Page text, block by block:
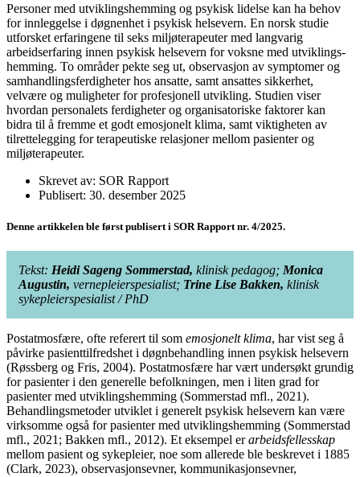
Personer med utviklingshemming og psykisk lidelse kan ha behov
for innleggelse i døgnenhet i psykisk helsevern. En norsk studie
utforsket erfaringene til seks miljøterapeuter med langvarig
arbeidserfaring innen psykisk helsevern for voksne med utviklings-
hemming. To områder pekte seg ut, observasjon av symptomer og
samhandlingsferdigheter hos ansatte, samt ansattes sikkerhet,
velvære og muligheter for profesjonell utvikling. Studien viser
hvordan personalets ferdigheter og organisatoriske faktorer kan
bidra til å fremme et godt emosjonelt klima, samt viktig­heten av
tilrettelegging for terapeutiske relasjoner mellom pasienter og
miljøterapeuter.
Skrevet av: SOR Rapport
Publisert: 30. desember 2025
Denne artikkelen ble først publisert i SOR Rapport nr. 4/2025.
Tekst: Heidi Sageng Sommerstad, klinisk pedagog; Monica
Augustin, vernepleierspesialist; Trine Lise Bakken, klinisk
sykepleierspesialist / PhD
Postatmosfære, ofte referert til som emosjonelt klima, har vist seg å
påvirke pasienttilfredshet i døgnbehandling innen psykisk helsevern
(Røssberg og Fris, 2004). Postatmosfære har vært undersøkt grundig
for pasienter i den generelle befolkningen, men i liten grad for
pasienter med utviklings­hemming (Sommerstad mfl., 2021).
Behandlingsmetoder utviklet i generelt psykisk helsevern kan være
virksomme også for pasienter med utviklingshemming (Sommerstad
mfl., 2021; Bakken mfl., 2012). Et eksempel erarbeidsfellesskap
mellom pasient og sykepleier, noe som allerede ble beskrevet i 1885
(Clark, 2023), observasjonsevner, kommunikasjonsevner,